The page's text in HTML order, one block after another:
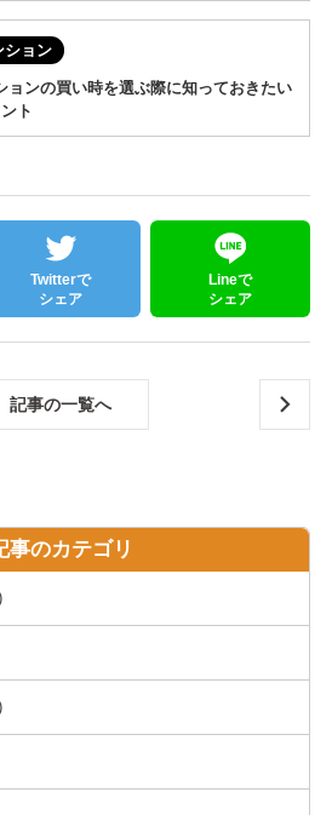
ション
ョンの買い時を選ぶ際に知っておきたい
ト
Twitterで
シェア
Lineで
シェア
記事の一覧へ
を買
ひ知
事のカテゴリ